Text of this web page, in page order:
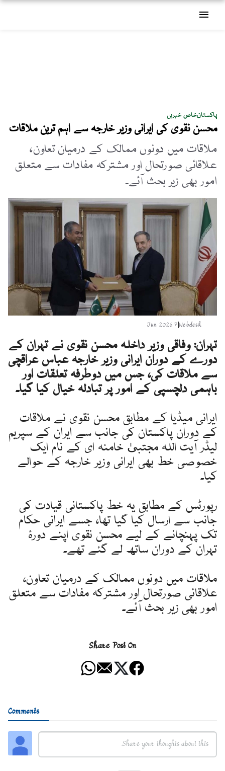
menu
پاکستانخاص خبریں
محسن نقوی کی ایرانی وزیر خارجہ سے اہم ترین ملاقات
ملاقات میں دونوں ممالک کے درمیان تعاون،
علاقائی صورتحال اور مشترکہ مفادات سے متعلق
امور بھی زیر بحث آئے۔
Webdesk
|
7 Jun 2026
تہران:وفاقی وزیر داخلہ محسن نقوی نے تہران کے
دورے کے دوران ایرانی وزیر خارجہ عباس عراقچی
سے ملاقات کی، جس میں دوطرفہ تعلقات اور
باہمی دلچسپی کے امور پر تبادلہ خیال کیا گیا۔
ایرانی میڈیا کے مطابق محسن نقوی نے ملاقات
کے دوران پاکستان کی جانب سے ایران کے سپریم
لیڈر آیت اللہ مجتبیٰ خامنہ ای کے نام ایک
خصوصی خط بھی ایرانی وزیر خارجہ کے حوالے
کیا۔
رپورٹس کے مطابق یہ خط پاکستانی قیادت کی
جانب سے ارسال کیا گیا تھا، جسے ایرانی حکام
تک پہنچانے کے لیے محسن نقوی اپنے دورۂ
تہران کے دوران ساتھ لے گئے تھے۔
ملاقات میں دونوں ممالک کے درمیان تعاون،
علاقائی صورتحال اور مشترکہ مفادات سے متعلق
امور بھی زیر بحث آئے۔
Share Post On
Comments